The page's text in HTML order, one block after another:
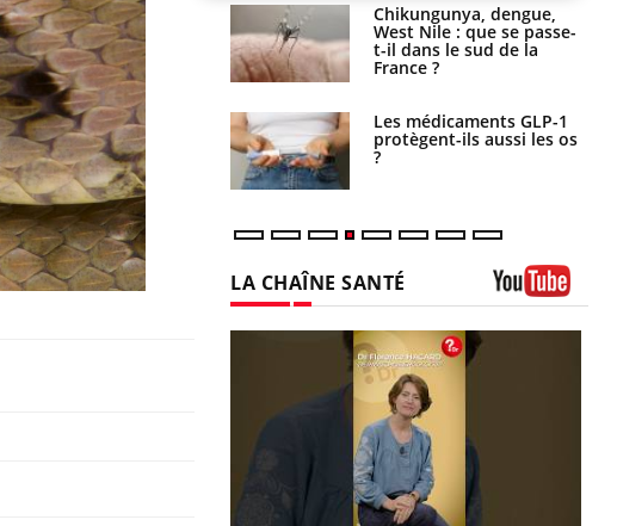
Comment oublier les
écrans en vacances ?
Toujours connectés :
comment le travail
empiète de plus en plus
sur nos soirées
Chikungunya, dengue,
West Nile : que se passe-
t-il dans le sud de la
France ?
Les médicaments GLP-1
protègent-ils aussi les os
?
LA CHAÎNE SANTÉ